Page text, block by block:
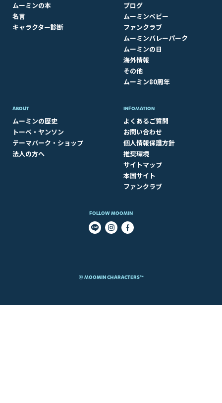
ムーミンの本
名言
キャラクター診断
ブログ
ムーミンベビー
ファンクラブ
ムーミンバレーパーク
ムーミンの日
海外情報
その他
ムーミン80周年
ABOUT​
ムーミンの歴史
トーベ・ヤンソン
テーマパーク・ショップ
法人の方へ
INFOMATION
よくあるご質問
お問い合わせ
個人情報保護方針
推奨環境
サイトマップ
本国サイト
ファンクラブ
FOLLOW MOOMIN
© MOOMIN CHARACTERS™​